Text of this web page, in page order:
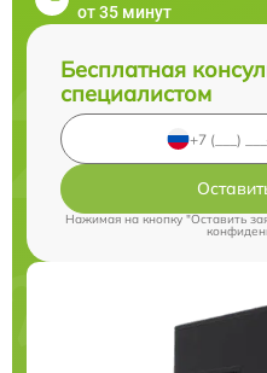
от 35 минут
Бесплатная
специалистом
Нажимая на кнопку "Оставить